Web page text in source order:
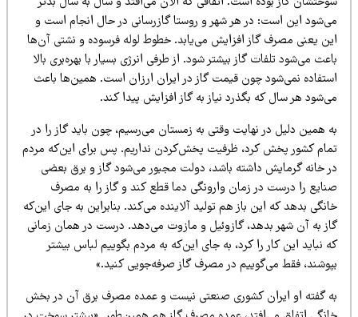
این است: در هر شهر و روستا گازرسانی در حال انجام است و
یعنی مصرف گاز افزایش می‌یابد. خطوط لوله فرسوده و نشتی آن‌ها
می‌شود تلفات گاز بیشتر شود. از طرفی انرژی بسیار با بهره‌بری بالا
نمی‌شود چون قیمت گاز در ایران ارزان است. همین‌ها باعث
هر سال که بگذرد نیاز به گاز افزایش پیدا کند.
همین دلیل در نهایت وقتی به زمستان می‌رسیم، چون باید گاز را در
کشور پخش کرد، ظرفیت پخش‌کردن نداریم. پس برای این‌که مردم
خانه گرمایش داشته باشد، دولت مجبور می‌شود گاز و برق بعضی
را درست در زمان وارونگی دما قطع کند و گاز را به مصرف
بدهد که این باز هم تولید آلاینده می‌کند. بنابراین به جای این‌که
به آن شهر بدهد، گازوئیل و مازوت می‌دهد. درست در همان زمانی
نباید این کار را کرد، به جای این‌که به مردم بگوییم لباس بیشتر
فقط می‌گوییم در مصرف گاز صرفه‌جویی کنید.»
گفته او ایران کشوری صنعتی نیست و عمده مصرف برق آن در بخش